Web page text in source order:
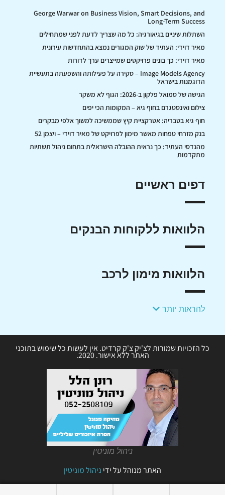
George Warwar on Business Vision, Smart Decisions, and
Long-Term Success
השתלות שיניים בגיאורגיה: כל מה שצריך לדעת לפני שמתחילים
מאיר דוידי: העתיד של שוק המגורים נמצא בהתחדשות עירונית
מאיר דוידי: כך בונים פרויקטים שמייצרים ערך לדורות
Image Models Agency – סקירה על פעילותה והשפעתה בתעשיית
הדוגמנות בישראל
הגישה של סמואל פלקון ב-2026: הגוף לא משקר
צילום ואינסטגרם בחוף גיא – המקומות הכי יפים
חוף גיא בטבריה: אטרקציית קיץ שממשיכה למשוך אלפי מבקרים
בנק מזרחי טפחות מאשר מימון לפרויקט של מאיר דוידי – ויצמן 52
מהנדסי העתיד: כך נראית ההובלה הישראלית בתחום ניהול תשתיות
מתקדמות
דפים ראשיים
הלוואות ללקוחות הבנקים
הלוואות מימון לרכב
להראות יותר
כל הזכויות שמורות לצ'יק צ'ק קרדיט. אין לעשות כל שימוש בתוכני
האתר ללא אישור. 2020.
ניהול מוניטין
האתר מנוהל על ידי ניהול מוניטין